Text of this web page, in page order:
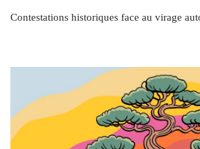
Contestations historiques face au virage